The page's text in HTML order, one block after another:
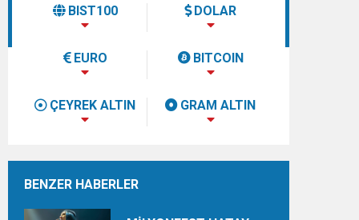
BIST100 DOLAR
EURO BITCOIN
ÇEYREK ALTIN GRAM ALTIN
BENZER HABERLER